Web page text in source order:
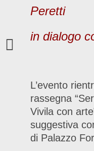
Peretti
in dialogo
L’evento
rassegna
Vivila con
suggestiva
di Palazzo